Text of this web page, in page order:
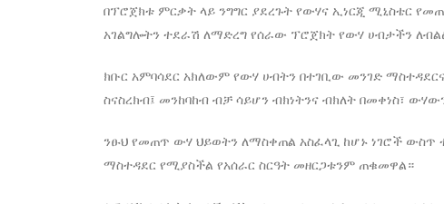
በፕሮጀክቱ ምርቃት ላይ ንግግር ያደረጉት የውሃና ኢነርጂ ሚኒስቴር
አገልግሎትን ተደራሽ ለማድረግ የሰራው ፕሮጀክት የውሃ ሀብታችን
ክቡር አምባሳደር አክለውም የውሃ ሀብትን በተገቢው መንገድ
ስናስረክብ፤ መንከባከብ ብቻ ሳይሆን ብክነትንና ብክለት በመቀነስ፣
ንፁህ የመጠጥ ውሃ ህይወትን ለማስቀጠል አስፈላጊ ከሆኑ ነገሮች ውስጥ
ማስተዳደር የሚያስችል የአሰራር ስርዓት መዘርጋቱንም ጠቁመዋል።